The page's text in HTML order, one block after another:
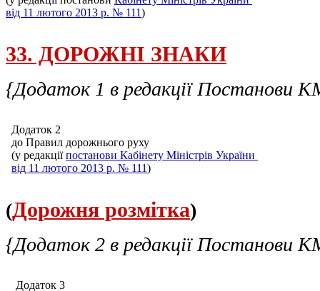
від 11 лютого 2013 р. № 111)
33. ДОРОЖНІ ЗНАКИ
{Додаток 1 в редакції Постанови
Додаток 2
до Правил дорожнього руху
(у редакціїпостанови Кабінету Міністрів України
від 11 лютого 2013 р. № 111)
(Дорожня розмітка)
{Додаток 2 в редакції Постанови
Додаток 3